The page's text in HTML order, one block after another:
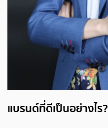
แบรนด์ที่ดีเป็นอย่างไร?